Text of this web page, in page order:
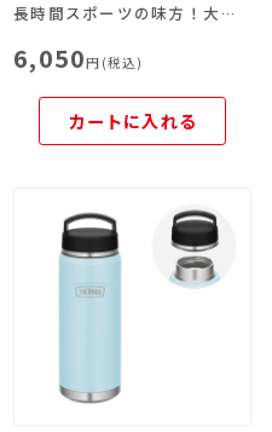
長時間スポーツの味方！大容量＆冷たさキープ
6,050円(税込)
カートに入れる